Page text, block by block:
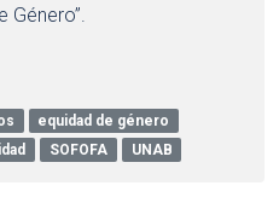
Género”.
equidad de género
SOFOFA UNAB